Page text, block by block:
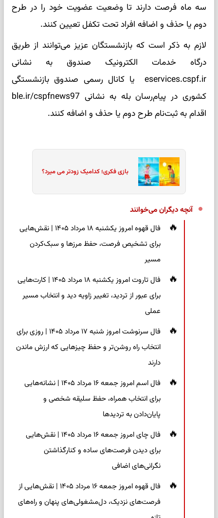
سه ماه فرصت دارند تا وضعیت عضویت خود را در طرح
دوم یا حذف و اضافه افراد تحت تکفل تعیین کنند.
لازم به ذکر است که بازنشستگان عزیز می‌توانند از طریق
درگاه خدمات الکترونیک صندوق به نشانی
eservices.cspf.ir یا کانال رسمی صندوق بازنشستگی
کشوری در پیام‌رسان بله به نشانی ble.ir/cspfnews97
اقدام به ثبت‌نام طرح دوم یا حذف و اضافه کنند.
بازی فکری؛ کدامیک زودتر می میرد؟
آنچه دیگران می‌خوانند
فال قهوه امروز یکشنبه ۱۸ مرداد ۱۴۰۵ | نقش‌هایی
برای تشخیص فرصت، حفظ مرزها و سبک‌کردن
مسیر
فال تاروت امروز یکشنبه ۱۸ مرداد ۱۴۰۵ | کارت‌هایی
برای عبور از تردید، تغییر زاویه دید و انتخاب مسیر
عملی
فال سرنوشت امروز شنبه ۱۷ مرداد ۱۴۰۵ | روزی برای
انتخاب راه روشن‌تر و حفظ چیزهایی که ارزش ماندن
دارند
فال اسم امروز جمعه ۱۶ مرداد ۱۴۰۵ | نشانه‌هایی
برای انتخاب همراه، حفظ سلیقه شخصی و
پایان‌دادن به تردیدها
فال چای امروز جمعه ۱۶ مرداد ۱۴۰۵ | نقش‌هایی
برای دیدن فرصت‌های ساده و کنارگذاشتن
نگرانی‌های اضافی
فال قهوه امروز جمعه ۱۶ مرداد ۱۴۰۵ | نقش‌هایی از
فرصت‌های نزدیک، دل‌مشغولی‌های پنهان و راه‌های